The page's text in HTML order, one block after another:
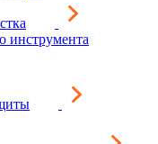
инструмента